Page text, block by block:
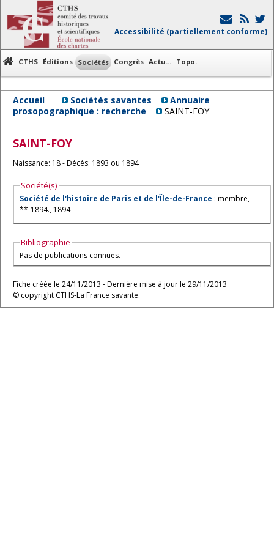
Accessibilité (partiellement conforme)
CTHS Éditions Sociétés Congrès Actu... Topo.
Accueil Sociétés savantes
Annuaire
prosopographique : recherche
SAINT-FOY
SAINT-FOY
Naissance: 18 - Décès: 1893 ou 1894
Société(s)
Société de l'histoire de Paris et de l'Île-de-France : membre,
**-1894., 1894
Bibliographie
Pas de publications connues.
Fiche créée le 24/11/2013 - Dernière mise à jour le 29/11/2013
© copyright CTHS-La France savante.